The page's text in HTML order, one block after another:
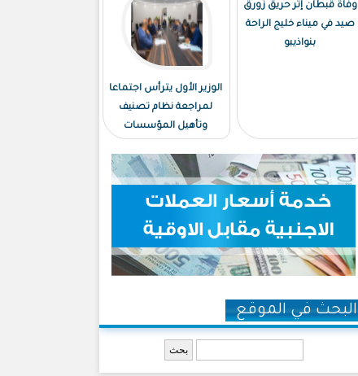
وفاة قبطان إثر حريق زورق
صيد في ميناء خليج الراحة
بنواذيبو
الوزير الأول يترأس اجتماعا
لمراجعة نظام تصنيف
وتأهيل المؤسسات
البحث في الموقع